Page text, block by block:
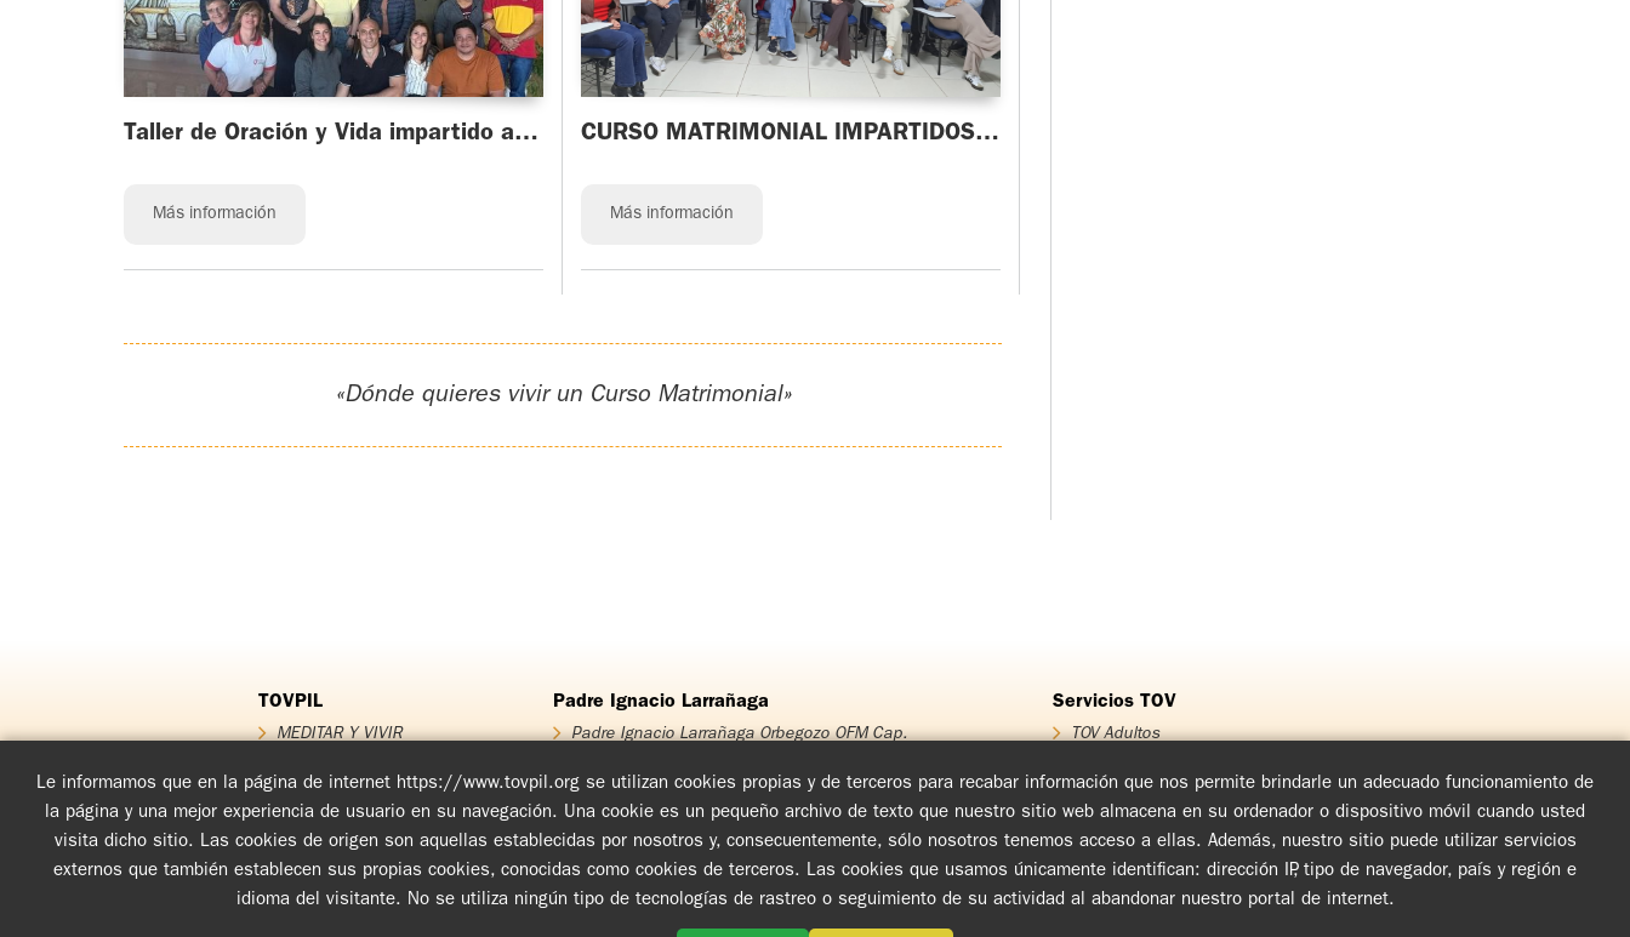
Taller de Oración y Vida impartido a
Más información
CURSO MATRIMONIAL IMPARTIDOS
Más información
«Dónde quieres vivir un Curso Matrimonial»
TOVPIL
MEDITAR Y VIVIR
QUÉ OFRECEMOS
FUNDADOR
Noticias TOV
Padre Ignacio Larrañaga
Padre Ignacio Larrañaga Orbegozo OFM Cap.
Obra Padre Ignacio Larrañaga
Videos
Audios
Servicios TOV
TOV Adultos
TOV Adolescentes
Curso Matrimonial
Encuentro de Experiencia de Dios
Charlas y Jornadas de Evangelización
www.tovpil.org Aviso de Privacidad Estructura Guías Registrados
Le informamos que en la página de internet https://www.tovpil.org se utilizan cookies propias y de terceros para recabar información que nos permite brindarle un adecuado funcionamiento de
la página y una mejor experiencia de usuario en su navegación. Una cookie es un pequeño archivo de texto que nuestro sitio web almacena en su ordenador o dispositivo móvil cuando usted
visita dicho sitio. Las cookies de origen son aquellas establecidas por nosotros y, consecuentemente, sólo nosotros tenemos acceso a ellas. Además, nuestro sitio puede utilizar servicios
externos que también establecen sus propias cookies, conocidas como cookies de terceros. Las cookies que usamos únicamente identifican: dirección IP, tipo de navegador, país y región e
idioma del visitante. No se utiliza ningún tipo de tecnologías de rastreo o seguimiento de su actividad al abandonar nuestro portal de internet.